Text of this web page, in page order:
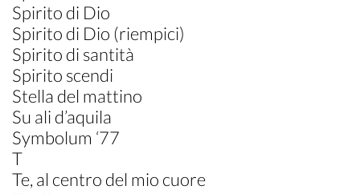
Spirito di Dio
Spirito di Dio (riempici)
Spirito di santità
Spirito scendi
Stella del mattino
Su ali d’aquila
Symbolum ‘77
T
Te, al centro del mio cuore